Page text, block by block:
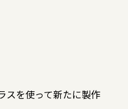
スを使って新たに製作